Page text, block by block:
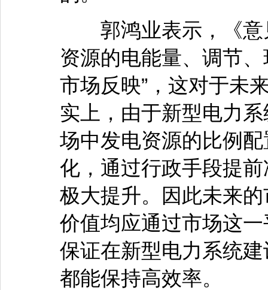
郭鸿业表示，《意
资源的电能量、调节
市场反映”，这对于未
实上，由于新型电力
场中发电资源的比例
化，通过行政手段提
极大提升。因此未来
价值均应通过市场这
保证在新型电力系统
都能保持高效率。